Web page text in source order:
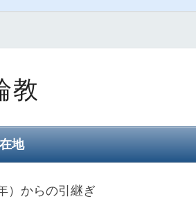
教
地
）からの引継ぎ